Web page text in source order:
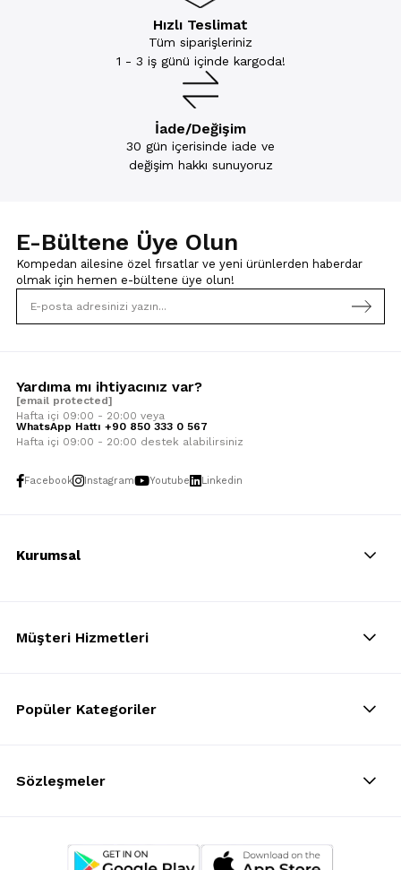
Hızlı Teslimat
Tüm siparişleriniz
1 - 3 iş günü içinde kargoda!
İade/Değişim
30 gün içerisinde iade ve
değişim hakkı sunuyoruz
E-Bültene Üye Olun
Kompedan ailesine özel fırsatlar ve yeni ürünlerden haberdar
olmak için hemen e-bültene üye olun!
Yardıma mı ihtiyacınız var?
[email protected]
Hafta içi 09:00 - 20:00 veya
WhatsApp Hattı +90 850 333 0 567
Hafta içi 09:00 - 20:00 destek alabilirsiniz
Facebook Instagram Youtube Linkedin
Kurumsal
Müşteri Hizmetleri
Popüler Kategoriler
Sözleşmeler